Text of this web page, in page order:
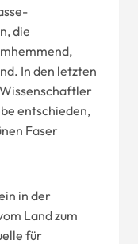
die
In den letzten
entschieden,
Faser
in der
Land zum
für